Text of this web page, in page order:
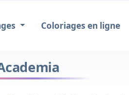
Coloriages en ligne